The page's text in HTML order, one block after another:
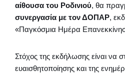
αίθουσα του Ροδινιού, θα
συνεργασία με τον ΔΟΠΑΡ,
«Παγκόσμια Ημέρα
Στόχος της εκδήλωσης είναι να
ευαισθητοποίησης και της